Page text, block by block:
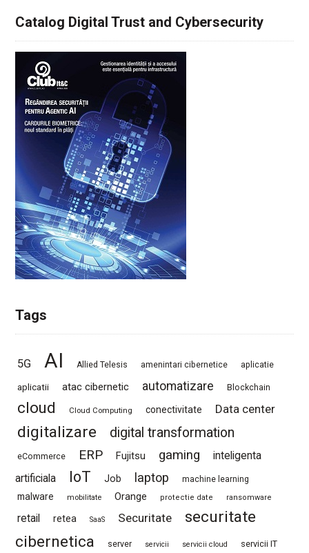
Catalog Digital Trust and Cybersecurity
Tags
5G AI Allied Telesis amenintari cibernetice aplicatie
aplicatii atac cibernetic automatizare Blockchain
cloud Cloud Computing conectivitate Data center
digitalizare digital transformation
eCommerce ERP Fujitsu gaming
inteligenta
artificiala
IoT Job laptop machine learning
malware mobilitate Orange protectie date ransomware
retail retea SaaS Securitate
securitate
cibernetica
server servicii servicii cloud servicii IT